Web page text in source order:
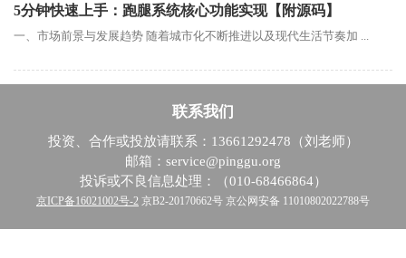
5分钟快速上手：跑腿系统核心功能实现【附源码】
一、市场前景与发展趋势 随着城市化不断推进以及现代生活节奏加 ...
联系我们
投资、合作或投放请联系：13661292478（刘老师）
邮箱：service@pinggu.org
投诉或不良信息处理：（010-68466864）
京ICP备16021002号-2 京B2-20170662号 京公网安备 11010802022788号